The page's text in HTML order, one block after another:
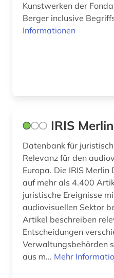
kolonialismus (1)
kuenste (1)
kulturgeschichte (1)
kulturpolitik (1)
kunst (5)
kunstgeschichte (1)
Kunstwerken der
Berger inclusive
Informationen
IRIS Merlin
Datenbank für
Relevanz für den
Europa. Die IRIS Merlin Datenbank bietet Zugriff
auf mehr als 4.400
juristische Ereignisse
audiovisuellen Sektor
Artikel beschreiben
Entscheidungen
Verwaltungsbehörden
aus m... Mehr